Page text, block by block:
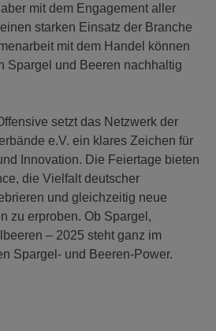
mit dem Engagement aller
starken Einsatz der Branche
mit dem Handel können
Spargel und Beeren nachhaltig
setzt das Netzwerk der
e.V. ein klares Zeichen für
Innovation. Die Feiertage bieten
die Vielfalt deutscher
und gleichzeitig neue
zu erproben. Ob Spargel,
– 2025 steht ganz im
Spargel- und Beeren-Power.